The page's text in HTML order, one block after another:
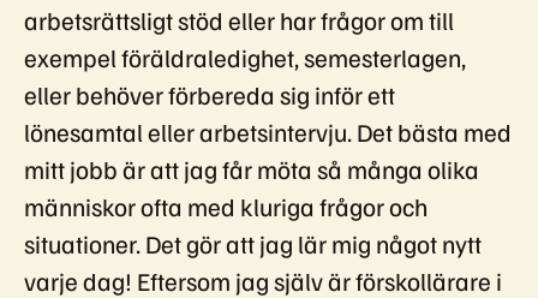
arbetsrättsligt stöd eller har frågor om till
exempel föräldraledighet, semesterlagen,
eller behöver förbereda sig inför ett
lönesamtal eller arbetsintervju. Det bästa med
mitt jobb är att jag får möta så många olika
människor ofta med kluriga frågor och
situationer. Det gör att jag lär mig något nytt
varje dag! Eftersom jag själv är förskollärare i